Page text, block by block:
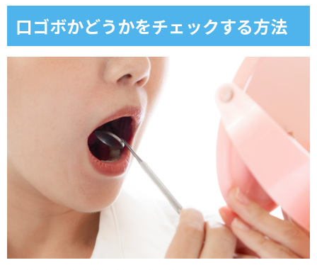
口ゴボは矯正で治せますか？
口ゴボの矯正はどのくらいの期間がかかりますか？
口ゴボかどうかをチェックする方法